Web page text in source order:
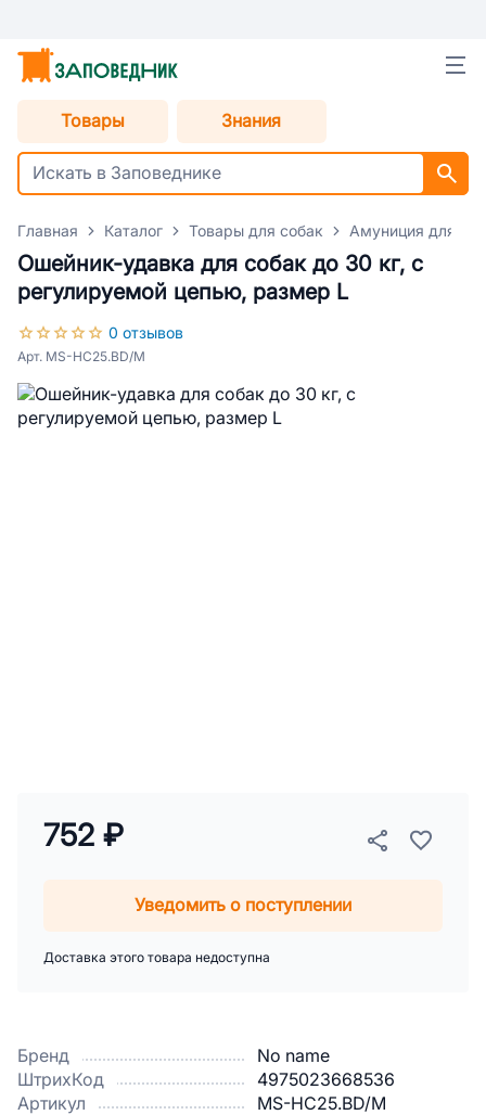
Товары Знания
Главная Каталог Товары для собак Амуниция для
Ошейник-удавка для собак до 30 кг, с
регулируемой цепью, размер L
0 отзывов
Арт. MS-HC25.BD/M
Бренд
No name
ШтрихКод
4975023668536
Артикул
MS-HC25.BD/M
752 ₽
Уведомить о поступлении
Доставка этого товара недоступна